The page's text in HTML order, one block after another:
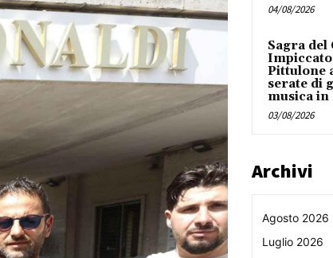
04/08/2026
Sagra del
Impiccato
Pittulone
serate di
musica
03/08/2026
Archivi
Agosto 2026
Luglio 2026